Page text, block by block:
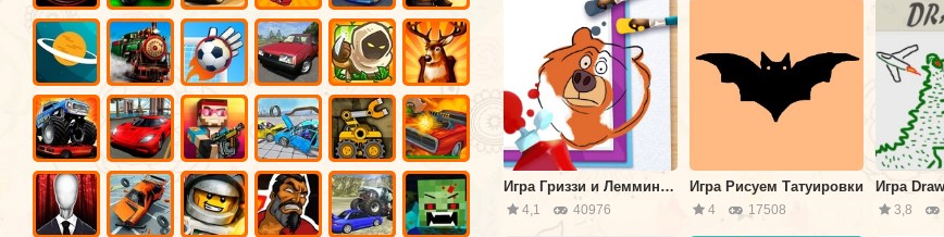
Игра Гриззи и Лемминги: Давайте Создавать
4,1 40976
Игра Рисуем Татуировки
4 17508 3,8